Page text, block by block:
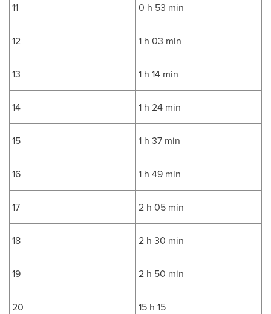
11 0 h 53 min
12 1 h 03 min
13 1 h 14 min
14 1 h 24 min
15 1 h 37 min
16 1 h 49 min
17 2 h 05 min
18 2 h 30 min
19 2 h 50 min
20 15 h 15